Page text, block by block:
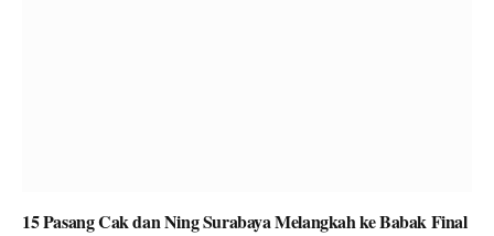
15 Pasang Cak dan Ning Surabaya Melangkah ke Babak Final